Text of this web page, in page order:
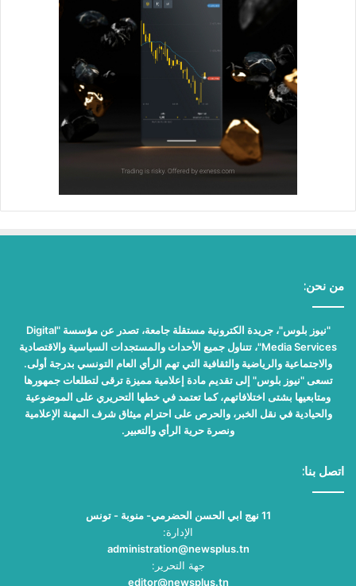
من نحن:
"نيوز بلوس"، جريدة الكترونية مستقلة جامعة، تصدر عن مؤسسة "Digital
Media Services"، تتناول جميع الأحداث والمستجدات السياسية والاقتصادية
والاجتماعية والرياضية والثقافية التي تهم الرأي العام التونسي بدرجة أولى.
تسعى "نيوز بلوس" إلى تقديم مادة إعلامية مميزة ترقى لتطلعات جمهورها
ومتابعيها بشتى اختلافاتهم، كما تعتمد في خطها التحريري على الموضوعية
والحيادية في نقل الخبر، والحرص على احترام ميثاق شرف المهنة الإعلامية
ونصرة حرية الرأي والتعبير.
اتصل بنا:
11 نهج ابي الحسن الحضرمي- منوبة - تونس
الإدارة:
administration@newsplus.tn
جهة التحرير:
editor@newsplus.tn